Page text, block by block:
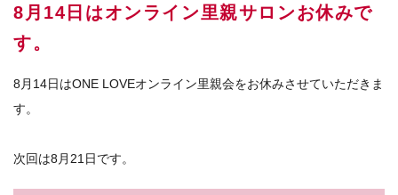
8月14日はオンライン里親サロンお休みで
す。
8月14日はONE LOVEオンライン里親会をお休みさせていただきま
す。
次回は8月21日です。